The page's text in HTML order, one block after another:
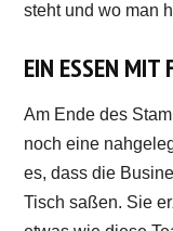
steht und wo man
EIN ESSEN MIT
Am Ende des
noch eine
es, dass die
Tisch saßen. Sie